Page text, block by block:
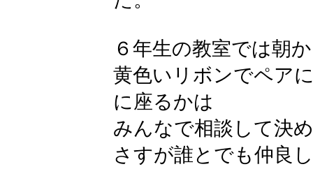
６年生の教室では朝
黄色いリボンでペア
に座るかは
みんなで相談して決
さすが誰とでも仲良